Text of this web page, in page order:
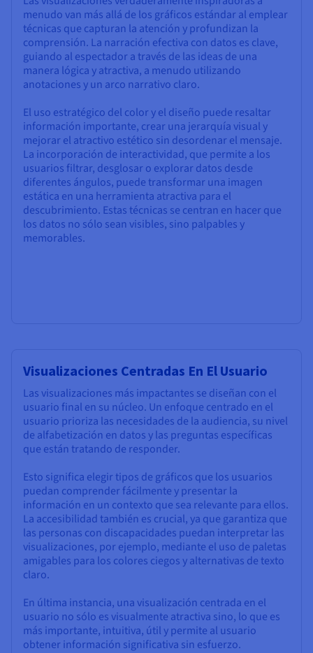
menudo van más allá de los gráficos estándar al emplear
técnicas que capturan la atención y profundizan la
comprensión. La narración efectiva con datos es clave,
guiando al espectador a través de las ideas de una
manera lógica y atractiva, a menudo utilizando
anotaciones y un arco narrativo claro.
El uso estratégico del color y el diseño puede resaltar
información importante, crear una jerarquía visual y
mejorar el atractivo estético sin desordenar el mensaje.
La incorporación de interactividad, que permite a los
usuarios filtrar, desglosar o explorar datos desde
diferentes ángulos, puede transformar una imagen
estática en una herramienta atractiva para el
descubrimiento. Estas técnicas se centran en hacer que
los datos no sólo sean visibles, sino palpables y
memorables.
Visualizaciones Centradas En El Usuario
Las visualizaciones más impactantes se diseñan con el
usuario final en su núcleo. Un enfoque centrado en el
usuario prioriza las necesidades de la audiencia, su nivel
de alfabetización en datos y las preguntas específicas
que están tratando de responder.
Esto significa elegir tipos de gráficos que los usuarios
puedan comprender fácilmente y presentar la
información en un contexto que sea relevante para ellos.
La accesibilidad también es crucial, ya que garantiza que
las personas con discapacidades puedan interpretar las
visualizaciones, por ejemplo, mediante el uso de paletas
amigables para los colores ciegos y alternativas de texto
claro.
En última instancia, una visualización centrada en el
usuario no sólo es visualmente atractiva sino, lo que es
más importante, intuitiva, útil y permite al usuario
obtener información significativa sin esfuerzo.